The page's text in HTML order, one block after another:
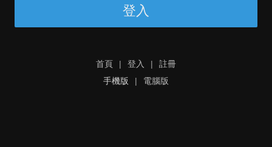
登入
首頁 | 登入 |
註冊
手機版
| 電腦版